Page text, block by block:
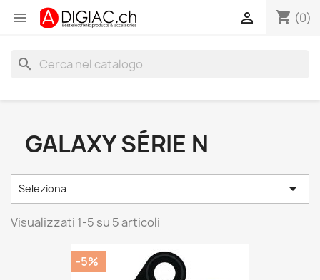
 shopping_cart (0)

search
GALAXY SÉRIE N
Seleziona 
Visualizzati 1-5 su 5 articoli
-5%